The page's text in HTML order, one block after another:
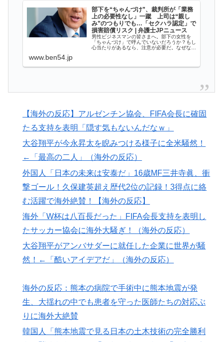
フランス人「欲張りすぎだ」中村敬斗、ランス残留の可
能性を会長が示唆！移籍金が交渉の壁に..現地サポの本
音がこれ！【海外の反応】
韓国人「大韓航空の熊本地震飲料水支援に対する日本人
の反応をご覧ください・・・」→「」
の不祥事を詳細に報道！」→「国際的スキャンダルに発
展してしまう‥」
▶ 海外「日本なんて行くんじゃなかった…」 日本を知っ
てしまったディズニー信者、帰国後『本家』に失望する
事態に
部下を“ちゃんづけ”、裁判所が「業務
上の必要性なし」一蹴 上司は“親し
み”のつもりでも…「セクハラ認定」で
損害賠償リスク | 弁護士JPニュース
男性ビジネスマンの皆さまへ。部下の女性を
「ちゃんづけ」で呼んでいないだろうか？もし
心当たりがあるなら、注意が必要だ。なぜな
www.ben54.jp
【海外の反応】アルゼンチン協会、FIFA会長に確固
たる支持を表明「隠す気もないんだなｗ」
大谷翔平が今永昇太を睨みつける様子に全米騒然！
←「最高の二人」（海外の反応）
外国人「日本の未来は安泰だ」16歳MF三井寺眞、衝
撃ゴール！久保建英超え歴代2位の記録！3得点に絡
む活躍で海外絶賛！【海外の反応】
海外「W杯は八百長だった」FIFA会長支持を表明し
たサッカー協会に海外大騒ぎ！（海外の反応）
大谷翔平がアンバサダーに就任した企業に世界が騒
然！←「酷いアイデアだ」（海外の反応）
海外の反応：熊本の病院で手術中に熊本地震が発
生、大揺れの中でも患者を守った医師たちの対応ぶ
りに海外大絶賛
韓国人「熊本地震で見る日本の土木技術の完全勝利